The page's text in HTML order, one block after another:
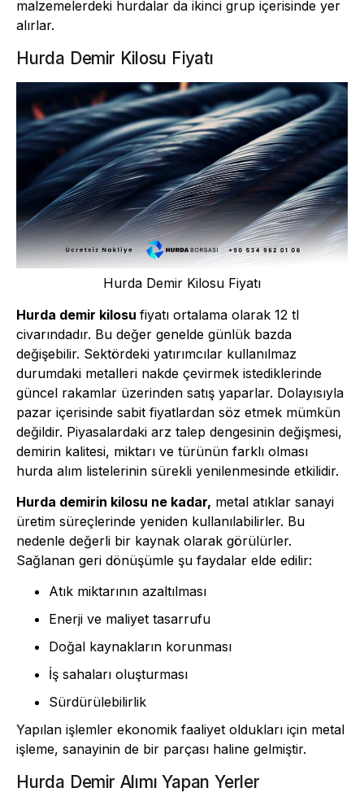
malzemelerdeki hurdalar da ikinci grup içerisinde yer
alırlar.
Hurda Demir Kilosu Fiyatı
Hurda Demir Kilosu Fiyatı
Hurda demir kilosu fiyatı ortalama olarak 12 tl
civarındadır. Bu değer genelde günlük bazda
değişebilir. Sektördeki yatırımcılar kullanılmaz
durumdaki metalleri nakde çevirmek istediklerinde
güncel rakamlar üzerinden satış yaparlar. Dolayısıyla
pazar içerisinde sabit fiyatlardan söz etmek mümkün
değildir. Piyasalardaki arz talep dengesinin değişmesi,
demirin kalitesi, miktarı ve türünün farklı olması
hurda alım listelerinin sürekli yenilenmesinde etkilidir.
Hurda demirin kilosu ne kadar, metal atıklar sanayi
üretim süreçlerinde yeniden kullanılabilirler. Bu
nedenle değerli bir kaynak olarak görülürler.
Sağlanan geri dönüşümle şu faydalar elde edilir:
Atık miktarının azaltılması
Enerji ve maliyet tasarrufu
Doğal kaynakların korunması
İş sahaları oluşturması
Sürdürülebilirlik
Yapılan işlemler ekonomik faaliyet oldukları için metal
işleme, sanayinin de bir parçası haline gelmiştir.
Hurda Demir Alımı Yapan Yerler